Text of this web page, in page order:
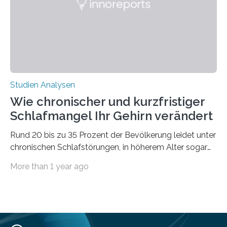
derzeitigen Verbreitungsgebiets bis zum Jahr 2100
Studien Analysen
Wie chronischer und kurzfristiger
Schlafmangel Ihr Gehirn verändert
Rund 20 bis zu 35 Prozent der Bevölkerung leidet unter
chronischen Schlafstörungen, in höherem Alter sogar
Erwachsene kennt zudem ein kurzfristiges Schlafdefizit:
Forscher:innen konnten in einer aktuellen Metastudie
More than 1 year ago